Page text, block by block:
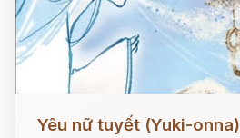
Yêu nữ tuyết (Yuki-onna)